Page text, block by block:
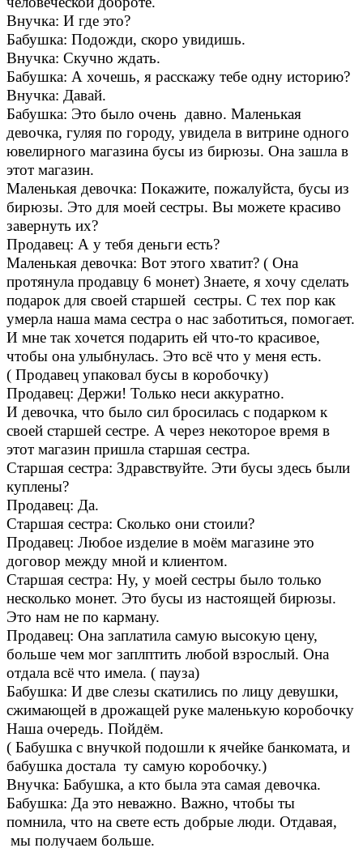
Внучка: И где это?
Бабушка: Подожди, скоро увидишь.
Внучка: Скучно ждать.
Бабушка: А хочешь, я расскажу тебе одну историю?
Внучка: Давай.
Бабушка: Это было очень давно. Маленькая
девочка, гуляя по городу, увидела в витрине одного
ювелирного магазина бусы из бирюзы. Она зашла в
этот магазин.
Маленькая девочка: Покажите, пожалуйста, бусы из
бирюзы. Это для моей сестры. Вы можете красиво
завернуть их?
Продавец: А у тебя деньги есть?
Маленькая девочка: Вот этого хватит? ( Она
протянула продавцу 6 монет) Знаете, я хочу сделать
подарок для своей старшей сестры. С тех пор как
умерла наша мама сестра о нас заботиться, помогает.
И мне так хочется подарить ей что-то красивое,
чтобы она улыбнулась. Это всё что у меня есть.
( Продавец упаковал бусы в коробочку)
Продавец: Держи! Только неси аккуратно.
И девочка, что было сил бросилась с подарком к
своей старшей сестре. А через некоторое время в
этот магазин пришла старшая сестра.
Старшая сестра: Здравствуйте. Эти бусы здесь были
куплены?
Продавец: Да.
Старшая сестра: Сколько они стоили?
Продавец: Любое изделие в моём магазине это
договор между мной и клиентом.
Старшая сестра: Ну, у моей сестры было только
несколько монет. Это бусы из настоящей бирюзы.
Это нам не по карману.
Продавец: Она заплатила самую высокую цену,
больше чем мог заплптить любой взрослый. Она
отдала всё что имела. ( пауза)
Бабушка: И две слезы скатились по лицу девушки,
сжимающей в дрожащей руке маленькую коробочку
Наша очередь. Пойдём.
( Бабушка с внучкой подошли к ячейке банкомата, и
бабушка достала ту самую коробочку.)
Внучка: Бабушка, а кто была эта самая девочка.
Бабушка: Да это неважно. Важно, чтобы ты
помнила, что на свете есть добрые люди. Отдавая,
мы получаем больше.